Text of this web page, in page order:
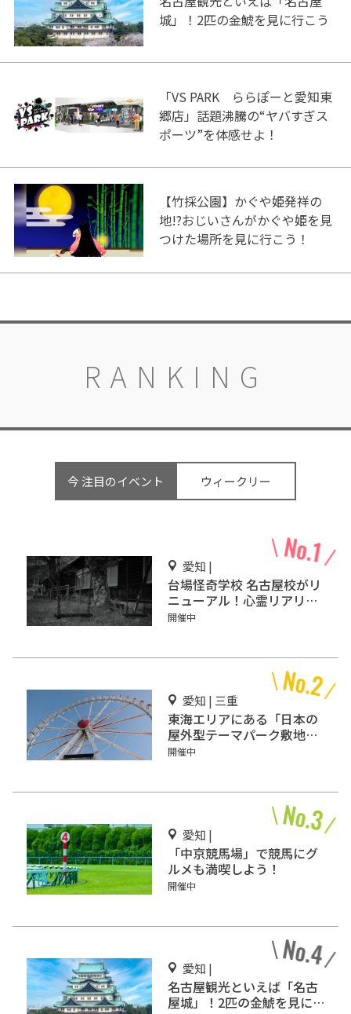
城」！2匹の金鯱を見に行こう
「VS PARK ららぽーと愛知東
郷店」話題沸騰の“ヤバすぎス
ポーツ”を体感せよ！
【竹採公園】かぐや姫発祥の
地!?おじいさんがかぐや姫を見
つけた場所を見に行こう！
RANKING
今 注目のイベント ウィークリー
愛知 |
台場怪奇学校 名古屋校がリ
ニューアル！心霊リアリテ
ィー型恐怖体験
開催中
愛知 | 三重
東海エリアにある「日本の
屋外型テーマパーク敷地面
積ランキング」入りしてい
開催中
愛知 |
「中京競馬場」で競馬にグ
ルメも満喫しよう！
開催中
愛知 |
名古屋観光といえば「名古
屋城」！2匹の金鯱を見に